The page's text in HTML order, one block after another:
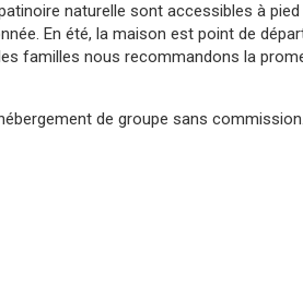
naturelle sont accessibles à pied
En été, la maison est point de
familles nous recommandons la
de groupe sans commission.